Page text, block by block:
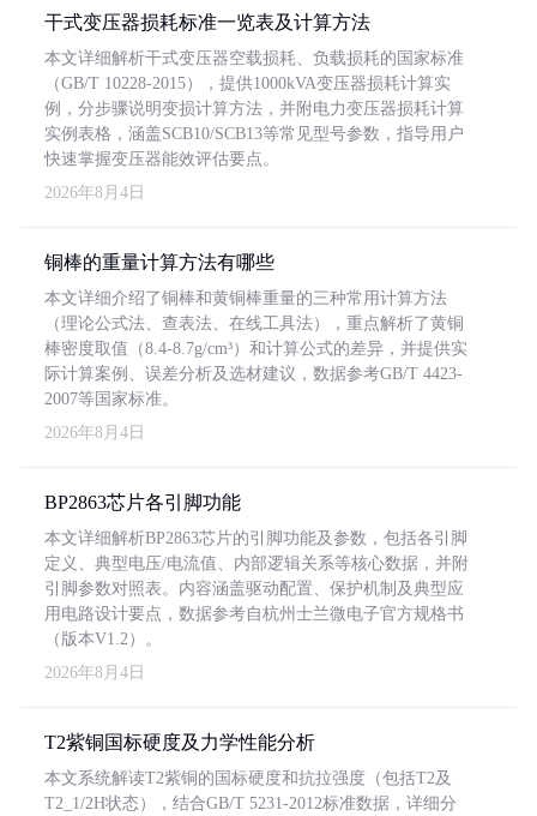
干式变压器损耗标准一览表及计算方法
本文详细解析干式变压器空载损耗、负载损耗的国家标准
（GB/T 10228-2015），提供1000kVA变压器损耗计算实
例，分步骤说明变损计算方法，并附电力变压器损耗计算
实例表格，涵盖SCB10/SCB13等常见型号参数，指导用户
快速掌握变压器能效评估要点。
2026年8月4日
铜棒的重量计算方法有哪些
本文详细介绍了铜棒和黄铜棒重量的三种常用计算方法
（理论公式法、查表法、在线工具法），重点解析了黄铜
棒密度取值（8.4-8.7g/cm³）和计算公式的差异，并提供实
际计算案例、误差分析及选材建议，数据参考GB/T 4423-
2007等国家标准。
2026年8月4日
BP2863芯片各引脚功能
本文详细解析BP2863芯片的引脚功能及参数，包括各引脚
定义、典型电压/电流值、内部逻辑关系等核心数据，并附
引脚参数对照表。内容涵盖驱动配置、保护机制及典型应
用电路设计要点，数据参考自杭州士兰微电子官方规格书
（版本V1.2）。
2026年8月4日
T2紫铜国标硬度及力学性能分析
本文系统解读T2紫铜的国标硬度和抗拉强度（包括T2及
T2_1/2H状态），结合GB/T 5231-2012标准数据，详细分